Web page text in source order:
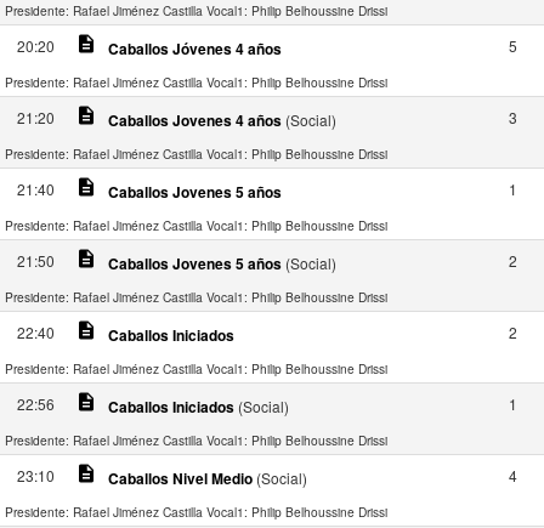
Presidente: Rafael Jiménez Castilla Vocal1: Philip Belhoussine Drissi
20:20 description Caballos Jóvenes 4 años 5
Presidente: Rafael Jiménez Castilla Vocal1: Philip Belhoussine Drissi
21:20 description Caballos Jovenes 4 años (Social) 3
Presidente: Rafael Jiménez Castilla Vocal1: Philip Belhoussine Drissi
21:40 description Caballos Jovenes 5 años 1
Presidente: Rafael Jiménez Castilla Vocal1: Philip Belhoussine Drissi
21:50 description Caballos Jovenes 5 años (Social) 2
Presidente: Rafael Jiménez Castilla Vocal1: Philip Belhoussine Drissi
22:40 description Caballos Iniciados 2
Presidente: Rafael Jiménez Castilla Vocal1: Philip Belhoussine Drissi
22:56 description Caballos Iniciados (Social) 1
Presidente: Rafael Jiménez Castilla Vocal1: Philip Belhoussine Drissi
23:10 description Caballos Nivel Medio (Social) 4
Presidente: Rafael Jiménez Castilla Vocal1: Philip Belhoussine Drissi